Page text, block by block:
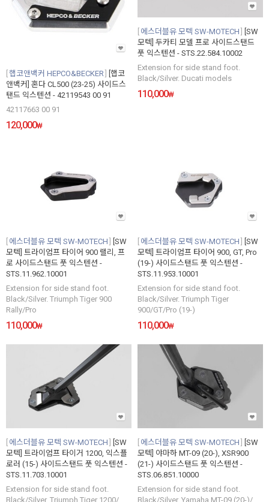
햅코앤백커 HEPCO&BECKER
[햅코
앤백커] 혼다 CL500 (23-25) 사이드스
탠드 익스텐션 - 42119543 00 91
42117663 00 91
120,000₩
에스더블유 모텍 SW-MOTECH
[SW
모텍] 두카티 모델 프로 사이드스탠드
풋 익스텐션 - STS.22.584.10002
Extension for side stand foot.
Black/Silver. Ducati models
110,000₩
에스더블유 모텍 SW-MOTECH
[SW
모텍] 트라이엄프 타이어 900 랠리, 프
로 사이드스탠드 풋 익스텐션 -
STS.11.962.10001
Extension for side stand foot.
Black/Silver. Triumph Tiger 900
Rally/Pro
110,000₩
에스더블유 모텍 SW-MOTECH
[SW
모텍] 트라이엄프 타이어 900, GT, Pro
(19-) 사이드스탠드 풋 익스텐션 -
STS.11.953.10001
Extension for side stand foot.
Black/Silver. Triumph Tiger
900/GT/Pro (19-)
110,000₩
에스더블유 모텍 SW-MOTECH
[SW
모텍] 트라이엄프 타이거 1200, 익스플
로러 (15-) 사이드스탠드 풋 익스텐션 -
STS.11.703.10001
Extension for side stand foot.
Black/Silver. Triumph Tiger 1200/
에스더블유 모텍 SW-MOTECH
[SW
모텍] 야마하 MT-09 (20-), XSR900
(21-) 사이드스탠드 풋 익스텐션 -
STS.06.851.10000
Extension for side stand foot.
Black/Silver. Yamaha MT-09 (20-)/